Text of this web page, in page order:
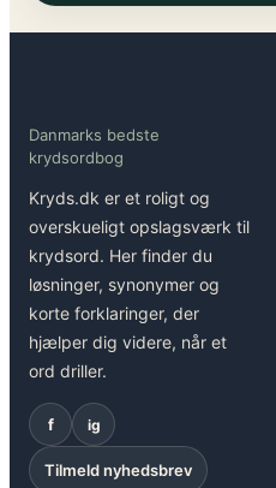
Danmarks bedste
krydsordbog
Kryds.dk er et roligt og
overskueligt opslagsværk til
krydsord. Her finder du
løsninger, synonymer og
korte forklaringer, der
hjælper dig videre, når et
ord driller.
f ig
Tilmeld nyhedsbrev